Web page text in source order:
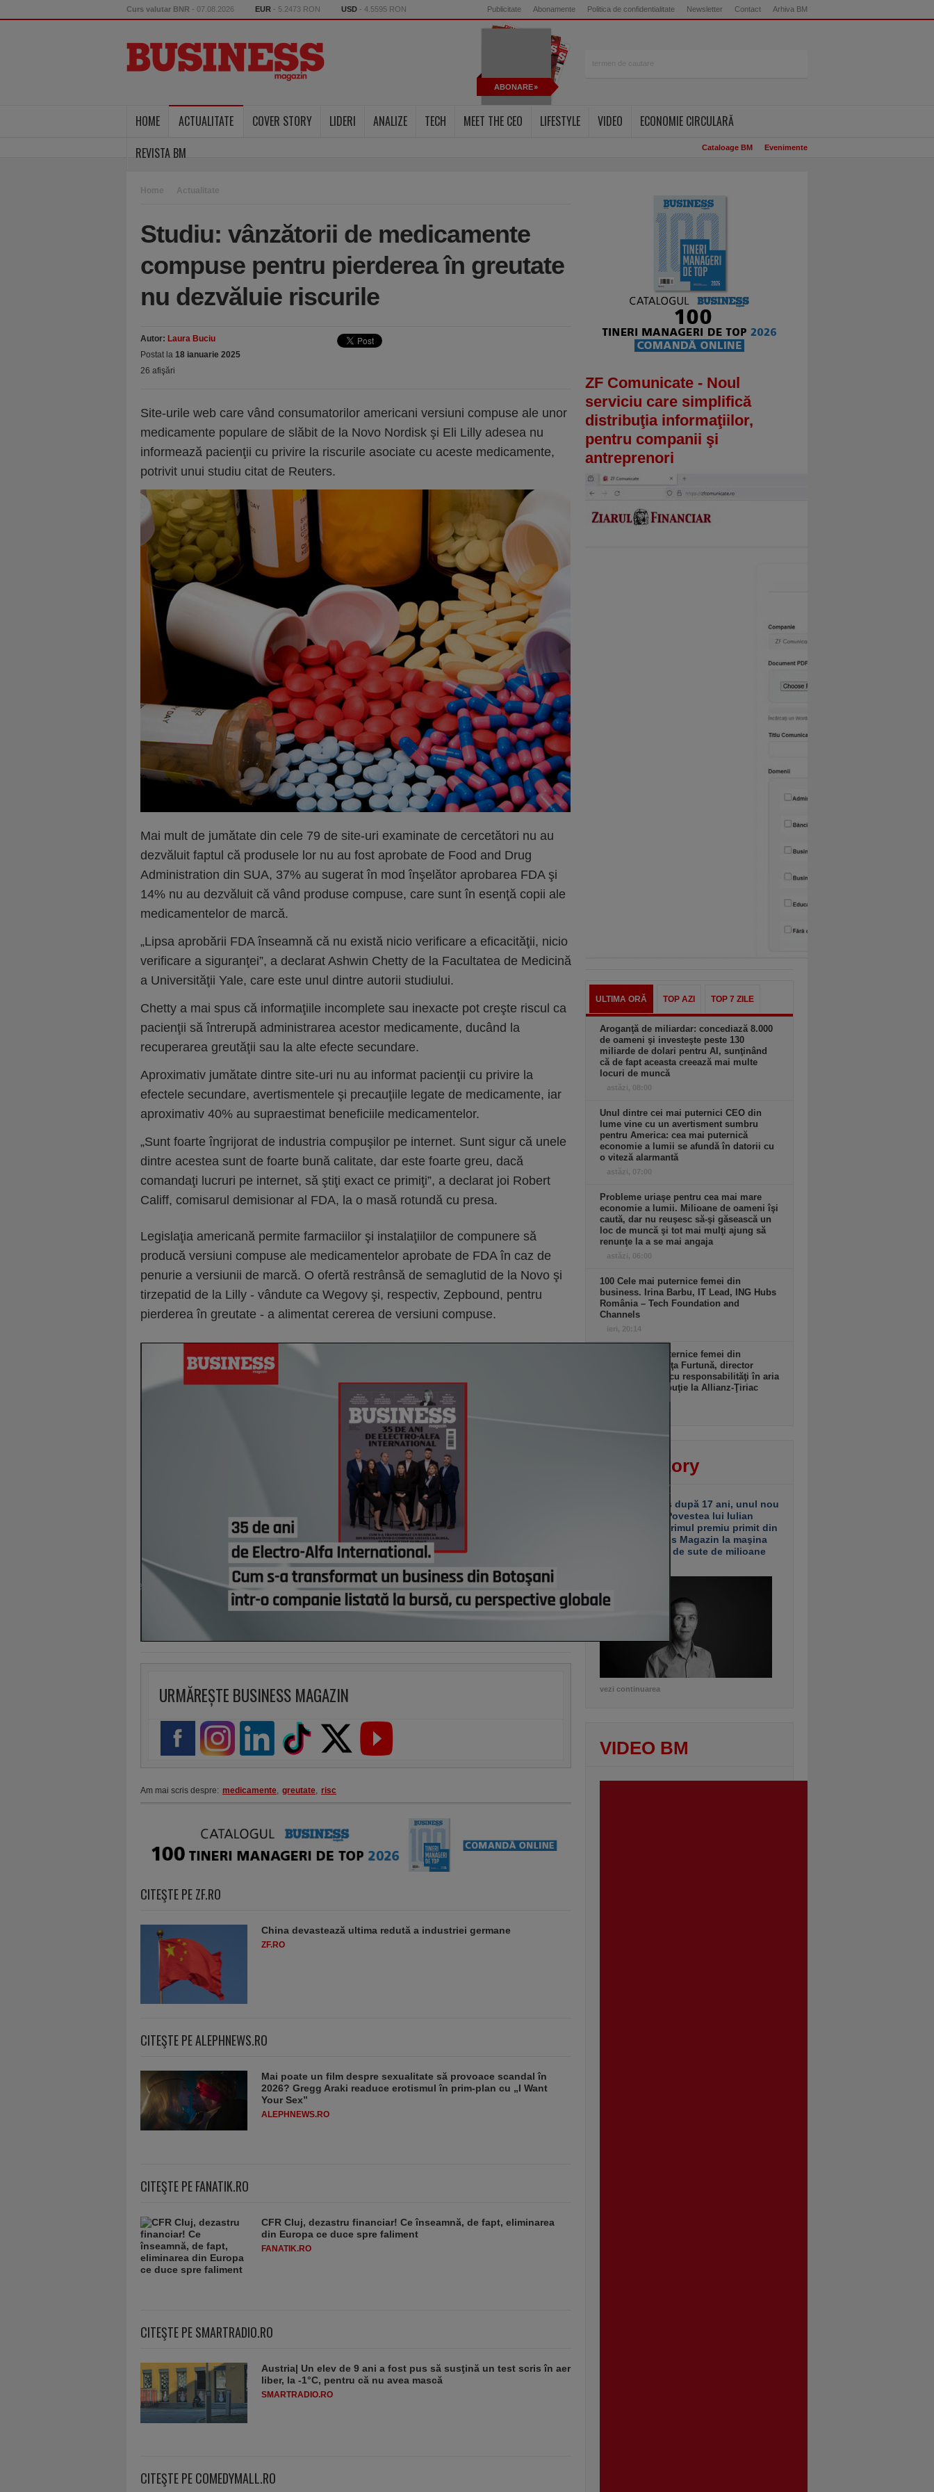
Curs valutar BNR - 07.08.2026 EUR - 5.2473 RON USD - 4.5595 RON Publicitate Abonamente Politica de confidentialitate Newsletter Contact Arhiva BM
ABONARE
HOME ACTUALITATE COVER STORY LIDERI ANALIZE TECH MEET THE CEO LIFESTYLE VIDEO
ECONOMIE CIRCULARĂ
REVISTA BM
Cataloage BM Evenimente
Home Actualitate
Studiu: vânzătorii de medicamente
compuse pentru pierderea în greutate
nu dezvăluie riscurile
Autor: Laura Buciu
Postat la 18 ianuarie 2025
26 afişări
Site-urile web care vând consumatorilor americani versiuni compuse ale unor
medicamente populare de slăbit de la Novo Nordisk şi Eli Lilly adesea nu
informează pacienţii cu privire la riscurile asociate cu aceste medicamente,
potrivit unui studiu citat de Reuters.
Mai mult de jumătate din cele 79 de site-uri examinate de cercetători nu au
dezvăluit faptul că produsele lor nu au fost aprobate de Food and Drug
Administration din SUA, 37% au sugerat în mod înşelător aprobarea FDA şi
14% nu au dezvăluit că vând produse compuse, care sunt în esenţă copii ale
medicamentelor de marcă.
„Lipsa aprobării FDA înseamnă că nu există nicio verificare a eficacităţii, nicio
verificare a siguranţei”, a declarat Ashwin Chetty de la Facultatea de Medicină
a Universităţii Yale, care este unul dintre autorii studiului.
Chetty a mai spus că informaţiile incomplete sau inexacte pot creşte riscul ca
pacienţii să întrerupă administrarea acestor medicamente, ducând la
recuperarea greutăţii sau la alte efecte secundare.
Aproximativ jumătate dintre site-uri nu au informat pacienţii cu privire la
efectele secundare, avertismentele şi precauţiile legate de medicamente, iar
aproximativ 40% au supraestimat beneficiile medicamentelor.
„Sunt foarte îngrijorat de industria compuşilor pe internet. Sunt sigur că unele
dintre acestea sunt de foarte bună calitate, dar este foarte greu, dacă
comandaţi lucruri pe internet, să ştiţi exact ce primiţi”, a declarat joi Robert
Califf, comisarul demisionar al FDA, la o masă rotundă cu presa.
Legislaţia americană permite farmaciilor şi instalaţiilor de compunere să
producă versiuni compuse ale medicamentelor aprobate de FDA în caz de
penurie a versiunii de marcă. O ofertă restrânsă de semaglutid de la Novo şi
tirzepatid de la Lilly - vândute ca Wegovy şi, respectiv, Zepbound, pentru
pierderea în greutate - a alimentat cererea de versiuni compuse.
URMĂREȘTE BUSINESS MAGAZIN
Am mai scris despre: medicamente, greutate, risc
CITEŞTE PE ZF.RO
China devastează ultima redută a industriei germane
ZF.RO
CITEŞTE PE ALEPHNEWS.RO
Mai poate un film despre sexualitate să provoace scandal în
2026? Gregg Araki readuce erotismul în prim-plan cu „I Want
Your Sex”
ALEPHNEWS.RO
CITEŞTE PE FANATIK.RO
CFR Cluj, dezastru financiar! Ce înseamnă, de fapt, eliminarea
din Europa ce duce spre faliment
FANATIK.RO
CITEŞTE PE SMARTRADIO.RO
Austria| Un elev de 9 ani a fost pus să susţină un test scris în aer
liber, la -1°C, pentru că nu avea mască
SMARTRADIO.RO
CITEŞTE PE COMEDYMALL.RO
ZF Comunicate - Noul
serviciu care simplifică
distribuţia informaţiilor,
pentru companii şi
antreprenori
ULTIMA ORĂ TOP AZI TOP 7 ZILE
Aroganţă de miliardar: concediază 8.000
de oameni şi investeşte peste 130
miliarde de dolari pentru AI, sunţinând
că de fapt aceasta creează mai multe
locuri de muncă
astăzi, 08:00
Unul dintre cei mai puternici CEO din
lume vine cu un avertisment sumbru
pentru America: cea mai puternică
economie a lumii se afundă în datorii cu
o viteză alarmantă
astăzi, 07:00
Probleme uriaşe pentru cea mai mare
economie a lumii. Milioane de oameni îşi
caută, dar nu reuşesc să-şi găsească un
loc de muncă şi tot mai mulţi ajung să
renunţe la a se mai angaja
astăzi, 06:00
100 Cele mai puternice femei din
business. Irina Barbu, IT Lead, ING Hubs
România – Tech Foundation and
Channels
ieri, 20:14
100 Cele mai puternice femei din
business. Codruţa Furtună, director
general adjunct cu responsabilităţi în aria
vânzări şi distribuţie la Allianz-Ţiriac
Cover story
Un pariu închis după 17 ani, unul nou
abia deschis. Povestea lui Iulian
Stanciu de la primul premiu primit din
partea Business Magazin la maşina
lui de investiţii de sute de milioane
vezi continuarea
VIDEO BM